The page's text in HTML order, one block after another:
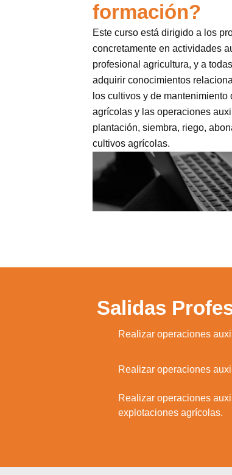
formación?
Este curso está dirigido a los
concretamente en actividades
profesional agricultura, y a
adquirir conocimientos
los cultivos y de
agrícolas y las operaciones
plantación, siembra, riego,
cultivos agrícolas.
Salidas
Realizar operaciones
Realizar operaciones
Realizar operaciones
explotaciones agrícolas.